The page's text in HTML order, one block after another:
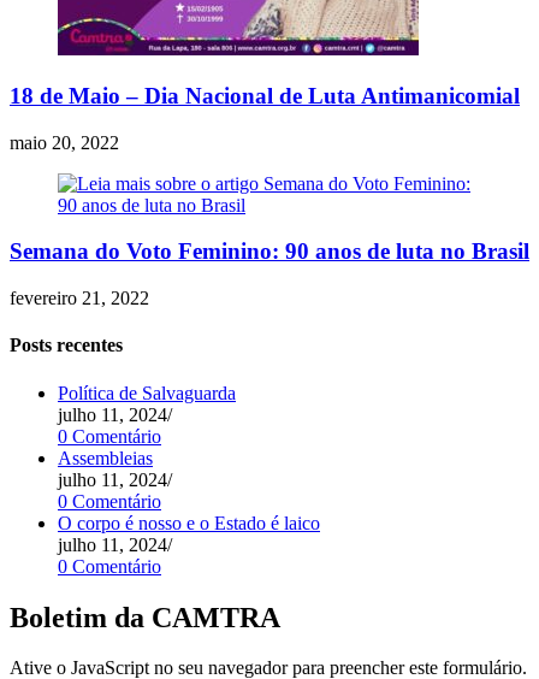
18 de Maio – Dia Nacional de Luta Antimanicomial
maio 20, 2022
Semana do Voto Feminino: 90 anos de luta no Brasil
fevereiro 21, 2022
Posts recentes
Política de Salvaguarda
julho 11, 2024/
0 Comentário
Assembleias
julho 11, 2024/
0 Comentário
O corpo é nosso e o Estado é laico
julho 11, 2024/
0 Comentário
Boletim da CAMTRA
Ative o JavaScript no seu navegador para preencher este formulário.